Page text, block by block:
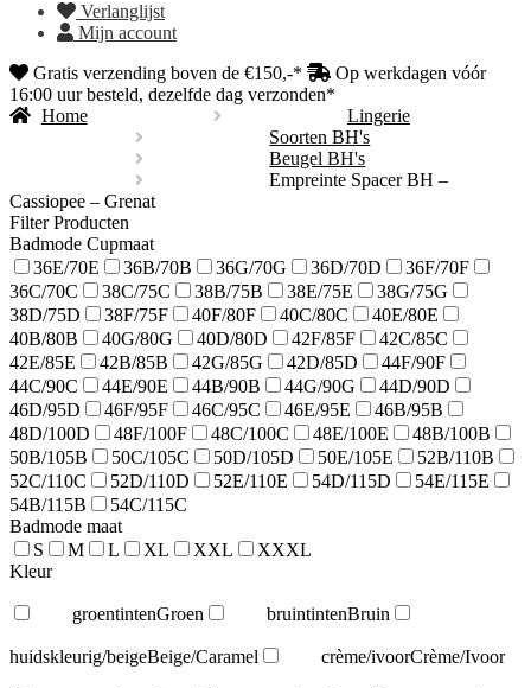
Verlanglijst
Mijn account
Gratis verzending boven de €150,-*
Op werkdagen vóór
16:00 uur besteld, dezelfde dag verzonden*
Home
Lingerie
Soorten BH's
Beugel BH's
Empreinte Spacer BH –
Cassiopee – Grenat
Filter Producten
Badmode Cupmaat
36E/70E
36B/70B 36G/70G 36D/70D
36F/70F
36C/70C
38C/75C 38B/75B 38E/75E
38G/75G
38D/75D
38F/75F 40F/80F 40C/80C
40E/80E
40B/80B
40G/80G 40D/80D 42F/85F
42C/85C
42E/85E
42B/85B 42G/85G 42D/85D
44F/90F
44C/90C
44E/90E 44B/90B 44G/90G
44D/90D
46D/95D
46F/95F 46C/95C 46E/95E
46B/95B
48D/100D
48F/100F 48C/100C 48E/100E
48B/100B
50B/105B
50C/105C 50D/105D 50E/105E
52B/110B
52C/110C
52D/110D 52E/110E 54D/115D
54E/115E
54B/115B
54C/115C
Badmode maat
S
M L XL XXL
XXXL
Kleur
groentintenGroen bruintintenBruin
huidskleurig/beigeBeige/Caramel crème/ivoorCrème/Ivoor